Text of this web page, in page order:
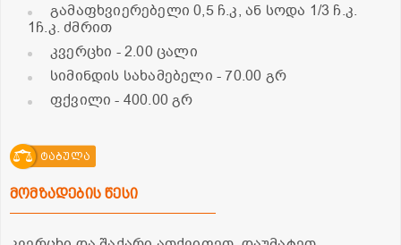
გამაფხვიერებელი 0,5 ჩ.კ, ან სოდა 1/3 ჩ.კ.
1ჩ.კ. ძმრით
კვერცხი - 2.00 ცალი
სიმინდის სახამებელი - 70.00 გრ
ფქვილი- 400.00 გრ
ტაბულა
მომზადების წესი